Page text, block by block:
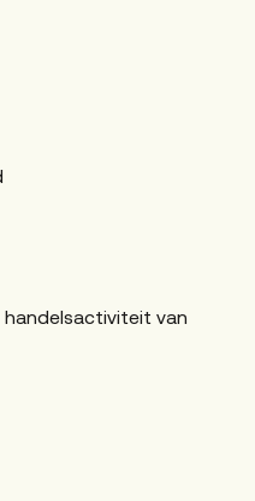
handelsactiviteit van